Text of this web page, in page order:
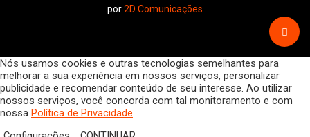
por2D Comunicações
Nós usamos cookies e outras tecnologias semelhantes para
melhorar a sua experiência em nossos serviços, personalizar
publicidade e recomendar conteúdo de seu interesse. Ao utilizar
nossos serviços, você concorda com tal monitoramento e com
nossa Política de Privacidade